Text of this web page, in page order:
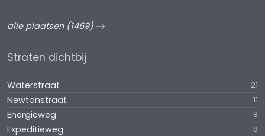
alle plaatsen (1469)
Straten dichtbij
Waterstraat 21
Newtonstraat 11
Energieweg 8
Expeditieweg 8